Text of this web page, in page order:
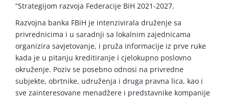
“Strategijom razvoja Federacije BiH 2021-2027.
Razvojna banka FBiH je intenzivirala druženje sa
privrednicima i u saradnji sa lokalnim zajednicama
organizira savjetovanje, i pruža informacije iz prve ruke
kada je u pitanju kreditiranje i cjelokupno poslovno
okruženje. Poziv se posebno odnosi na privredne
subjekte, obrtnike, udruženja i druga pravna lica, kao i
sve zainteresovane menadžere i predstavnike kompanije